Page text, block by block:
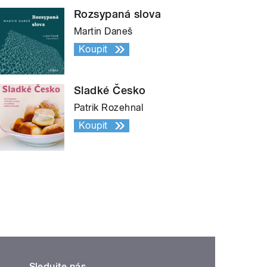
Rozsypaná slova
Martin Daneš
Koupit
Sladké Česko
Patrik Rozehnal
Koupit